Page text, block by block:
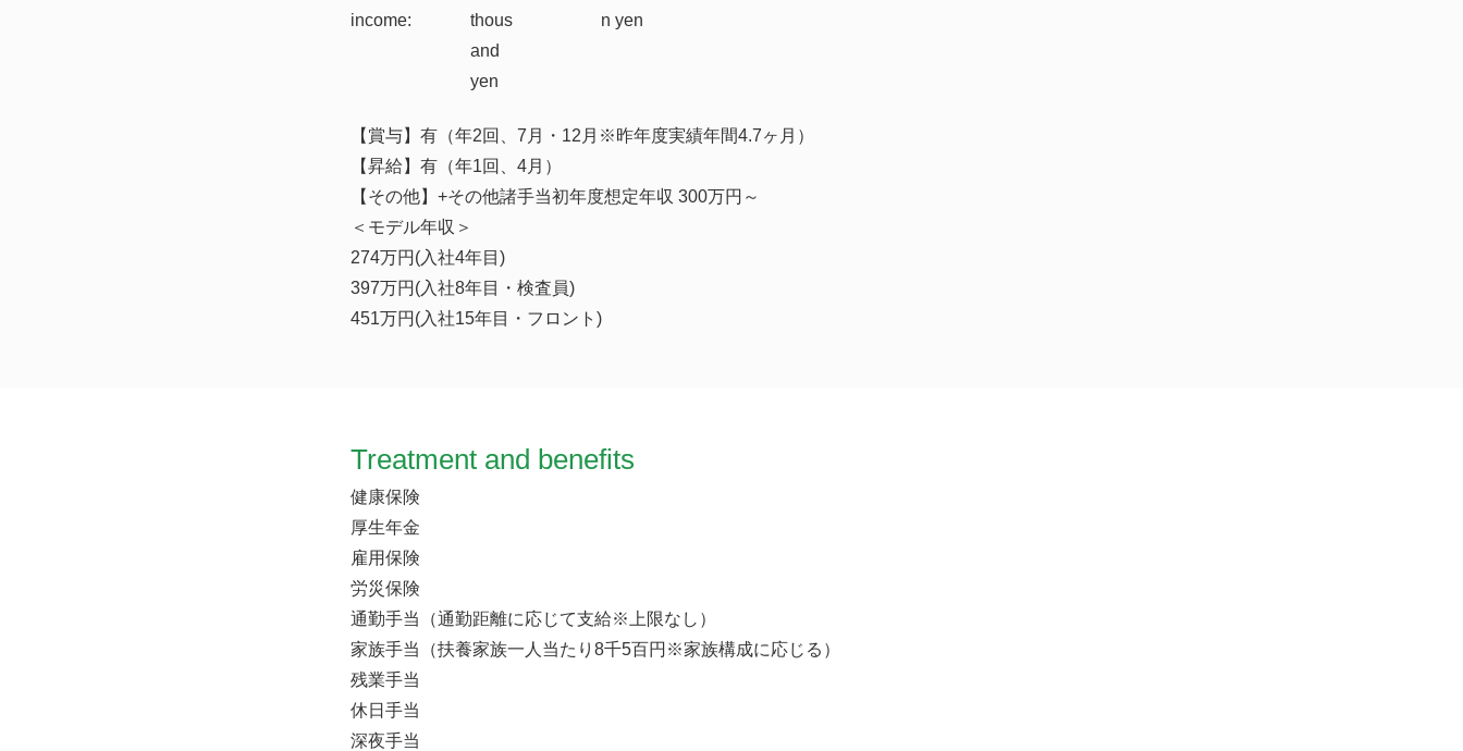
income:
thous
and
yen
n yen
【賞与】有（年2回、7月・12月※昨年度実績年間4.7ヶ月）
【昇給】有（年1回、4月）
【その他】+その他諸手当初年度想定年収 300万円～
＜モデル年収＞
274万円(入社4年目)
397万円(入社8年目・検査員)
451万円(入社15年目・フロント)
Treatment and benefits
健康保険
厚生年金
雇用保険
労災保険
通勤手当（通勤距離に応じて支給※上限なし）
家族手当（扶養家族一人当たり8千5百円※家族構成に応じる）
残業手当
休日手当
深夜手当